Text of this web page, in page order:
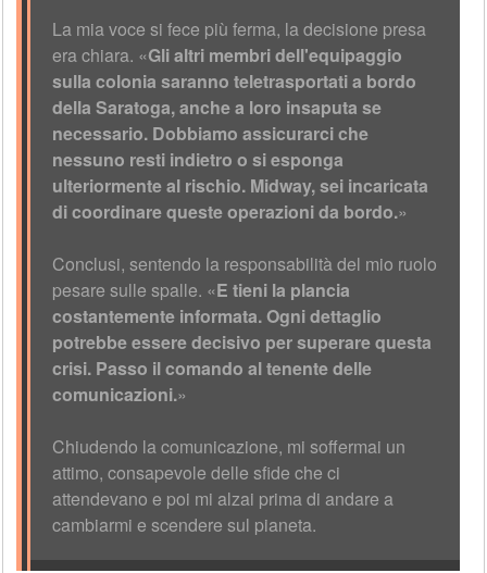
La mia voce si fece più ferma, la decisione presa
era chiara. «Gli altri membri dell'equipaggio
sulla colonia saranno teletrasportati a bordo
della Saratoga, anche a loro insaputa se
necessario. Dobbiamo assicurarci che
nessuno resti indietro o si esponga
ulteriormente al rischio. Midway, sei incaricata
di coordinare queste operazioni da bordo.»
Conclusi, sentendo la responsabilità del mio ruolo
pesare sulle spalle. «E tieni la plancia
costantemente informata. Ogni dettaglio
potrebbe essere decisivo per superare questa
crisi. Passo il comando al tenente delle
comunicazioni.»
Chiudendo la comunicazione, mi soffermai un
attimo, consapevole delle sfide che ci
attendevano e poi mi alzai prima di andare a
cambiarmi e scendere sul pianeta.